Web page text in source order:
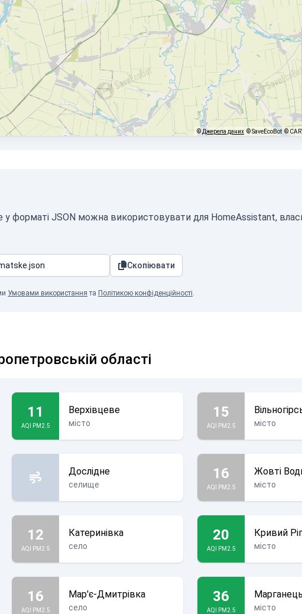
© Джерела даних © SaveEcoBot ©
у форматі JSON можна використовувати для HomeAssistant,
Скопіювати
Умовами використання та Політикою конфіденційності.
області
11
AQI PM2.5
Верхівцеве
місто
15
AQI PM2.5 місто
Дослідне
селище
16
AQI PM2.5
Жовті
місто
12
AQI PM2.5
Катеринівка
село
20
AQI PM2.5
Кривий Ріг
місто
16
AQI PM2.5
Мар'є-Дмитрівка
село
36
AQI PM2.5
Марганець
місто